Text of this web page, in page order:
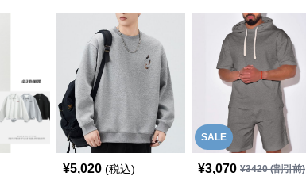
¥5,020 (税込)
SALE
¥3,070 ¥3420(割引前)